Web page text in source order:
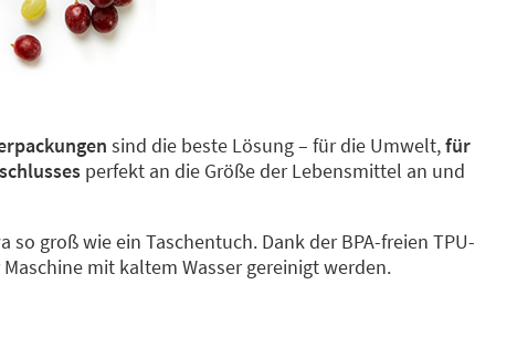
sind die beste Lösung – für die Umwelt,für
perfekt an die Größe der Lebensmittel an und
groß wie ein Taschentuch. Dank der BPA-freien TPU-
mit kaltem Wasser gereinigt werden.